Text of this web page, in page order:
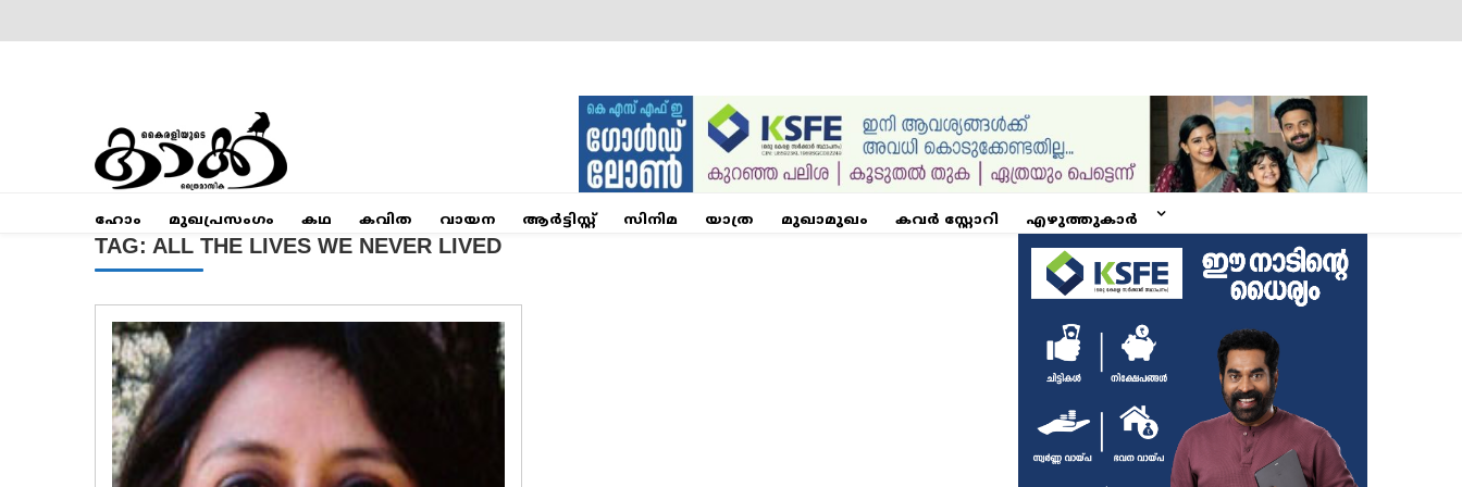
Mumbai Kaakka
ഹോം മുഖപ്രസംഗം കഥ കവിത വായന ആര്‍ട്ടിസ്റ്റ് സിനിമ യാത്ര മുഖാമുഖം കവർ സ്റ്റോറി എഴുത്തുകാർ
TAG: ALL THE LIVES WE NEVER LIVED